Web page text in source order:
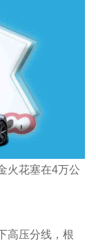
火花塞在4万公
高压分线，根